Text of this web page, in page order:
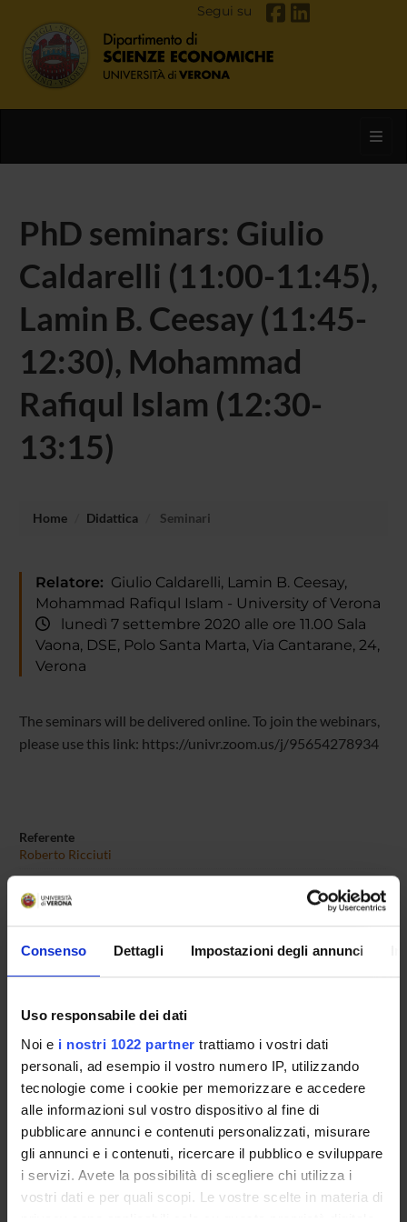
Consenso Dettagli Impostazioni degli annunci
Uso responsabile dei dati
Noi e i nostri 1022 partner trattiamo i vostri dati
personali, ad esempio il vostro numero IP, utilizzando
tecnologie come i cookie per memorizzare e accedere
alle informazioni sul vostro dispositivo al fine di
pubblicare annunci e contenuti personalizzati, misurare
gli annunci e i contenuti, ricercare il pubblico e sviluppare
i servizi. Avete la possibilità di scegliere chi utilizza i
vostri dati e per quali scopi. Le vostre scelte in materia di
privacy sono applicabili solo su questa proprietà digitale
Segui su
PhD seminars: Giulio
Caldarelli (11:00-11:45),
Lamin B. Ceesay (11:45-
12:30), Mohammad
Rafiqul Islam (12:30-
13:15)
Home Didattica Seminari
Relatore: Giulio Caldarelli, Lamin B. Ceesay,
Mohammad Rafiqul Islam - University of Verona
lunedì 7 settembre 2020 alle ore 11.00 Sala
Vaona, DSE, Polo Santa Marta, Via Cantarane, 24,
Verona
The seminars will be delivered online. To join the webinars,
please use this link: https://univr.zoom.us/j/95654278934
Referente
Roberto Ricciuti
Data pubblicazione
25 giugno 2020
CORSI DI STUDIO
DOTTORATI, MASTER E FORMAZIONE SUPERIORE
Contatti
Persone